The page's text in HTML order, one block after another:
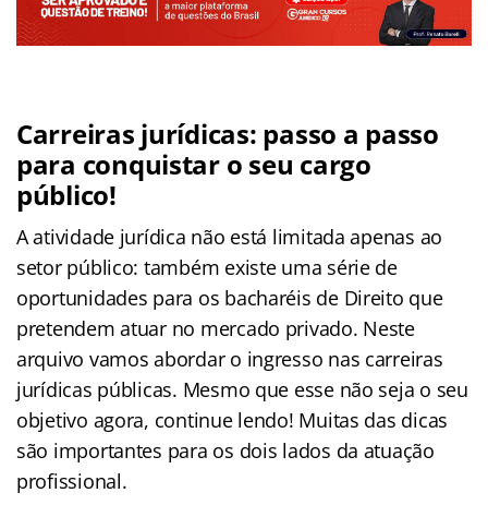
Carreiras jurídicas: passo a passo
para conquistar o seu cargo
público!
A atividade jurídica não está limitada apenas ao
setor público: também existe uma série de
oportunidades para os bacharéis de Direito que
pretendem atuar no mercado privado. Neste
arquivo vamos abordar o ingresso nas carreiras
jurídicas públicas. Mesmo que esse não seja o seu
objetivo agora, continue lendo! Muitas das dicas
são importantes para os dois lados da atuação
profissional.